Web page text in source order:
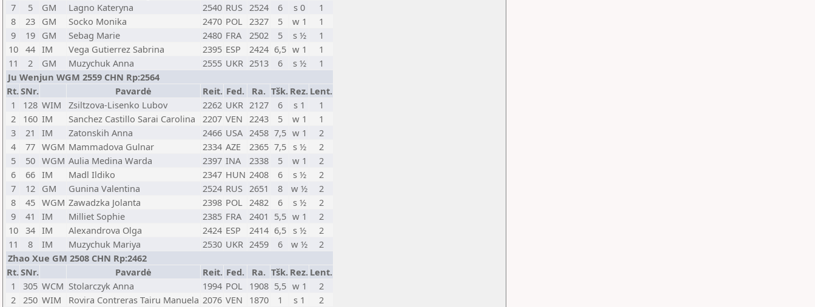
7
5 GM Lagno Kateryna 2540 RUS 2524 6 s 0
1
8
23 GM Socko Monika 2470 POL 2327 5 w 1
1
9
19 GM Sebag Marie 2480 FRA 2502 5 s ½
1
10
44 IM Vega Gutierrez Sabrina 2395 ESP 2424 6,5 w 1
1
11
2 GM Muzychuk Anna 2555 UKR 2513 6 s ½
1
Ju Wenjun WGM 2559 CHN Rp:2564
Rt.SNr. Pavardė Reit. Fed. Ra. Tšk. Rez. Lent.
1
128 WIM Zsiltzova-Lisenko Lubov 2262 UKR 2127 6 s 1
1
2
160 IM Sanchez Castillo Sarai Carolina 2207 VEN 2243 5 w 1
1
3
21 IM Zatonskih Anna 2466 USA 2458 7,5 w 1
2
4
77 WGM Mammadova Gulnar 2334 AZE 2365 7,5 s ½
2
5
50 WGM Aulia Medina Warda 2397 INA 2338 5 w 1
2
6
66 IM Madl Ildiko 2347 HUN 2408 6 s ½
2
7
12 GM Gunina Valentina 2524 RUS 2651 8 w ½
2
8
45 WGM Zawadzka Jolanta 2398 POL 2482 6 s ½
2
9
41 IM Milliet Sophie 2385 FRA 2401 5,5 w 1
2
10
34 IM Alexandrova Olga 2424 ESP 2414 6,5 s ½
2
11
8 IM Muzychuk Mariya 2530 UKR 2459 6 w ½
2
Zhao Xue GM 2508 CHN Rp:2462
Rt.SNr. Pavardė Reit. Fed. Ra. Tšk. Rez. Lent.
1
305 WCM Stolarczyk Anna 1994 POL 1908 5,5 w 1
2
2
250 WIM Rovira Contreras Tairu Manuela 2076 VEN 1870 1 s 1
2